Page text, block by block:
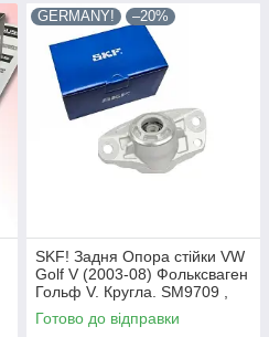
GERMANY! –20%
SKF! Задня Опора стійки VW
Golf V (2003-08) Фольксваген
Гольф V. Кругла. SM9709 ,
802382 , KB957.09 ,
VKDA40127
Готово до відправки